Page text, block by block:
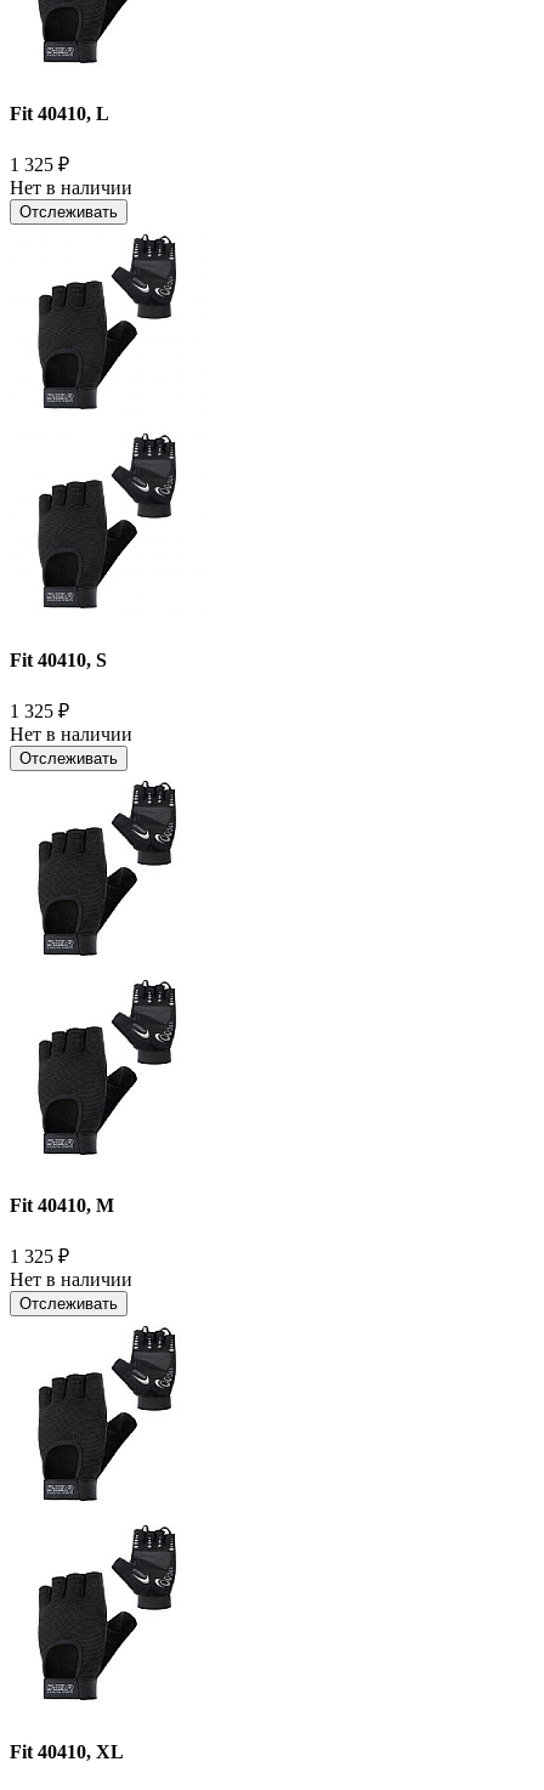
Fit 40410, L
1 325 ₽
Нет в наличии
Отслеживать
Fit 40410, S
1 325 ₽
Нет в наличии
Отслеживать
Fit 40410, M
1 325 ₽
Нет в наличии
Отслеживать
Fit 40410, XL